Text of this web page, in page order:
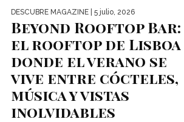
DESCUBRE MAGAZINE | 5 julio, 2026
Beyond Rooftop Bar:
el rooftop de Lisboa
donde el verano se
vive entre cócteles,
música y vistas
inolvidables